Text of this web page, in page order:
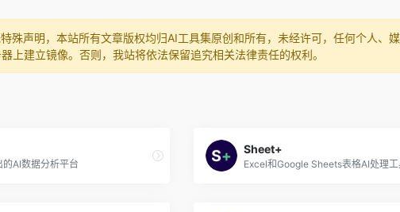
殊声明，本站所有文章版权均归AI工具集原创和所有，未经许可，任何个人、
上建立镜像。否则，我站将依法保留追究相关法律责任的权利。
AI数据分析平台
Sheet+
Excel和Google Sheets表格AI处理工